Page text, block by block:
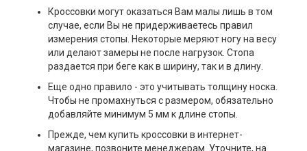
Кроссовки могут оказаться Вам малы лишь в том
случае, если Вы не придерживаетесь правил
измерения стопы. Некоторые меряют ногу на весу
или делают замеры не после нагрузок. Стопа
раздается при беге как в ширину, так и в длину.
Еще одно правило - это учитывать толщину носка.
Чтобы не промахнуться с размером, обязательно
добавляйте минимум 5 мм к длине стопы.
Прежде, чем купить кроссовки в интернет-
магазине, позвоните менеджерам. Уточните, на